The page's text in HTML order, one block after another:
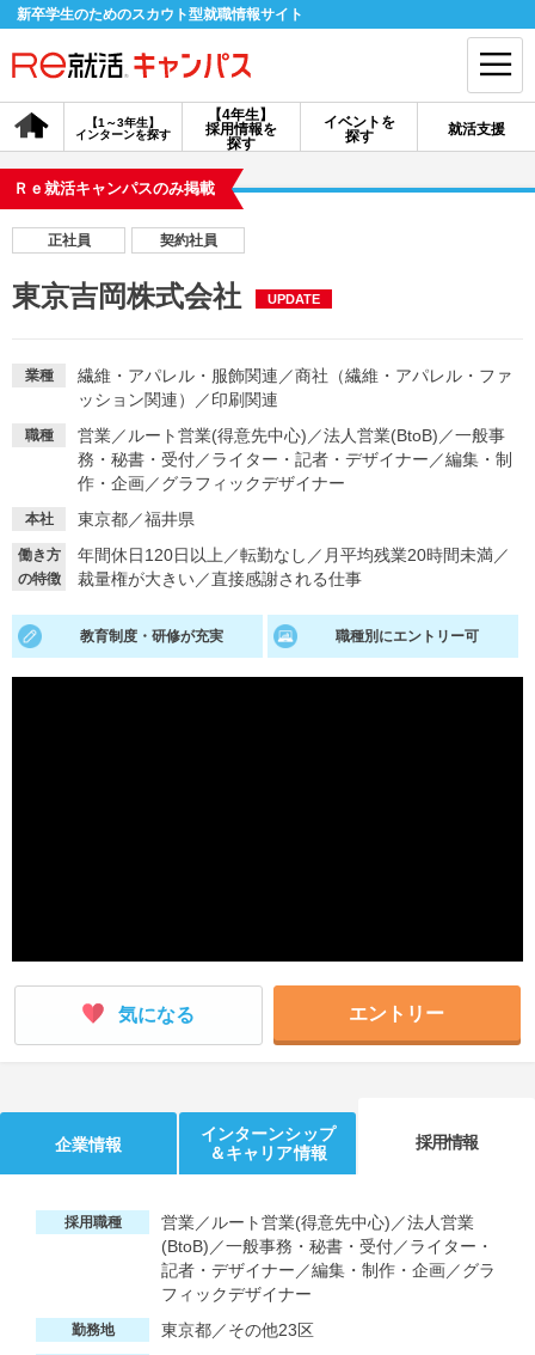
新卒学生のためのスカウト型就職情報サイト
【4年生】
採用情報を
探す
【1～3年生】
インターンを探す
イベントを
探す
就活支援
会員登録 ログイン
探す
イベントを探す スカウト お知らせ
就活ノウハウ・サポート
就活支援
就活ノウハウが満載！ お役立ち記事・相談室など
Ｒｅ就活キャンパスのみ掲載
正社員 契約社員
東京吉岡株式会社 UPDATE
業種 繊維・アパレル・服飾関連 ／商社（繊維・アパレル・ファ
ッション関連）
／印刷関連
職種 営業／ ルート営業(得意先中心) ／法人営業(BtoB) ／一般事
務・秘書・受付／ライター・記者・デザイナー ／編集・制
作・企画／グラフィックデザイナー
本社 東京都／福井県
働き方
の特徴
年間休日120日以上 ／転勤なし ／ 月平均残業20時間未満／
裁量権が大きい／直接感謝される仕事
教育制度・研修が充実 職種別にエントリー可
気になる エントリー
企業情報
インターンシップ
＆キャリア情報
採用情報
採用職種
営業／ルート営業(得意先中心)／法人営業
(BtoB)／一般事務・秘書・受付／ライター・
記者・デザイナー／編集・制作・企画／グラ
フィックデザイナー
勤務地 東京都／その他23区